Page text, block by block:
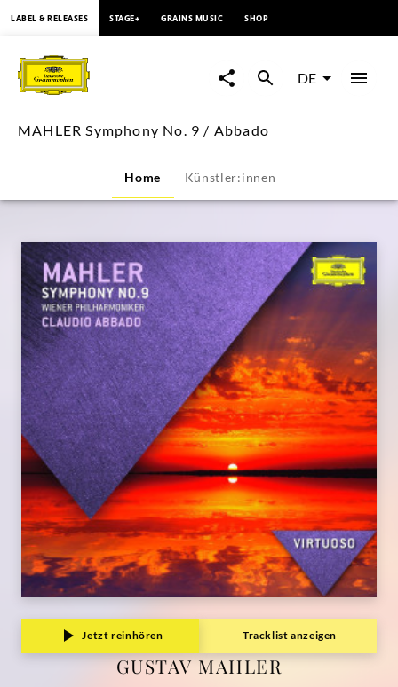
MAHLER
Symphony
No.
/
Abbado
Deutsche
Grammophon
LABEL & RELEASES STAGE+ GRAINS MUSIC SHOP
DE
MAHLER Symphony No. 9 / Abbado
Home Künstler:innen
Jetzt reinhören Tracklist anzeigen
GUSTAV MAHLER